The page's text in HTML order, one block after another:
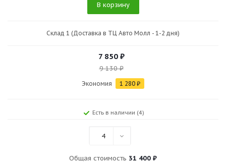
В корзину
Склад 1 (Доставка в ТЦ Авто Молл - 1-2 дня)
7 850₽
9 130₽
Экономия 1 280 ₽
Есть в наличии (4)
4
Общая стоимость 31 400 ₽